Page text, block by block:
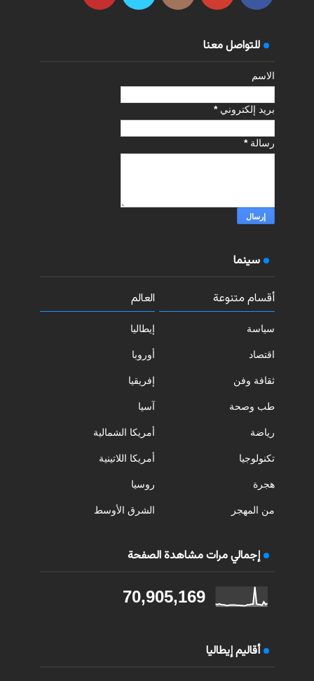
للتواصل معنا
الاسم
بريد إلكتروني*
رسالة*
سينما
أقسام متنوعة
سياسة
اقتصاد
ثقافة وفن
طب وصحة
رياضة
تكنولوجيا
هجرة
من المهجر
العالم
إيطاليا
أوروبا
إفريقيا
آسيا
أمريكا الشمالية
أمريكا اللاتينية
روسيا
الشرق الأوسط
إجمالي مرات مشاهدة الصفحة
70,905,169
أقاليم إيطاليا